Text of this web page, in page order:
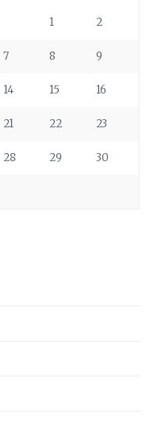
1 2
7 8 9
14 15 16
21 22 23
28 29 30